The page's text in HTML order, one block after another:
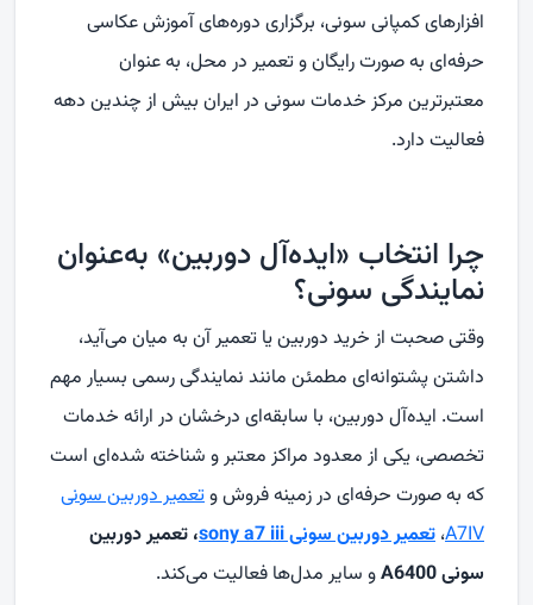
افزارهای کمپانی سونی، برگزاری دوره‌های آموزش عکاسی
حرفه‌ای به صورت رایگان و تعمیر در محل، به عنوان
معتبرترین مرکز خدمات سونی در ایران بیش از چندین دهه
فعالیت دارد.
چرا انتخاب «ایده‌آل دوربین» به‌عنوان
نمایندگی سونی؟
وقتی صحبت از خرید دوربین یا تعمیر آن به میان می‌آید،
داشتن پشتوانه‌ای مطمئن مانند نمایندگی رسمی بسیار مهم
است. ایده‌آل دوربین، با سابقه‌ای درخشان در ارائه خدمات
تخصصی، یکی از معدود مراکز معتبر و شناخته‌ شده‌ای است
که به‌ صورت حرفه‌ای در زمینه فروش وتعمیر دوربین سونی
A7IV، تعمیر دوربین سونیsony a7 iii، تعمیردوربین
سونیA6400و سایر مدل‌ها فعالیت می‌کند.